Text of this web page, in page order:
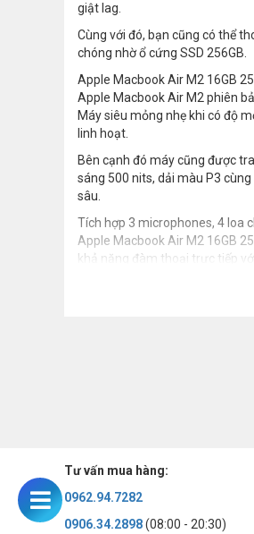
giật lag.
Cùng với đó, bạn cũng có thể
chóng nhờ ổ cứng SSD 256GB.
Apple Macbook Air M2 16GB
Apple Macbook Air M2 phiên
Máy siêu mỏng nhẹ khi có độ
linh hoạt.
Bên cạnh đó máy cũng được
sáng 500 nits, dải màu P3
sâu.
Tích hợp 3 microphones, 4 loa
Apple Macbook Air M2 16GB
khả năng đàm thoại trực tiếp
Tư vấn mua hàng:
0962.94.7282
0906.34.2898(08:00 - 20:30)